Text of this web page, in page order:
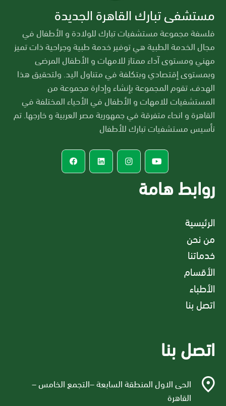
اتصل بنا
الحى الاول المنطقة السابعة –التجمع الخامس –
القاهرة
روابط هامة
الرئيسية
من نحن
خدماتنا
الأقسام
الأطباء
اتصل بنا
مستشفى تبارك القاهرة الجديدة
فلسفة مجموعة مستشفيات تبارك للولادة و الأطفال في
مجال الخدمة الطبية هي توفير خدمة طبية وجراحية ذات تميز
مهني ومستوى آداء ممتاز للامهات و الأطفال المرضى
وبمستوى إقتصادي وبتكلفة في متناول اليد. ولتحقيق هذا
الهدف، تقوم المجموعة بإنشاء وإدارة مجموعة من
المستشفيات للامهات و الأطفال في الأحياء المختلفة في
القاهرة و انحاء متفرقة في جمهورية مصر العربية و خارجها. تم
تأسيس مستشفيات تبارك للأطفال